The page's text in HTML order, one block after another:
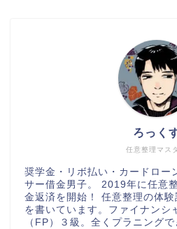
任意整理マス
ろっく
奨学金・リボ払い・カードロー
サー借金男子。 2019年に任意
金返済を開始！ 任意整理の体
を書いています。ファイナンシ
（FP）３級。全くプラニング